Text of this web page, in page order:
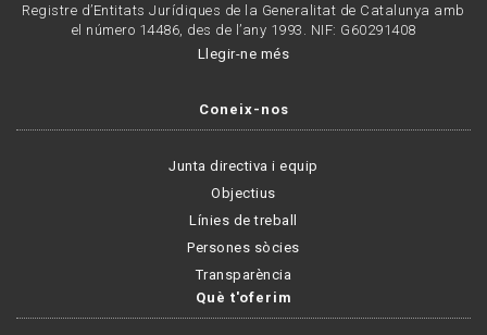
Registre d’Entitats Jurídiques de la Generalitat de Catalunya amb
el número 14486, des de l’any 1993. NIF: G60291408
Llegir-ne més
Coneix-nos
Junta directiva i equip
Objectius
Línies de treball
Persones sòcies
Transparència
Què t'oferim